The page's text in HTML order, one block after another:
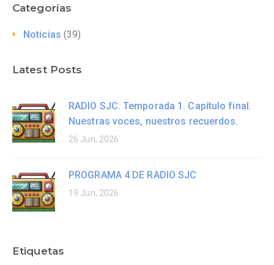
Categorías
Noticias (39)
Latest Posts
RADIO SJC. Temporada 1. Capítulo final.
Nuestras voces, nuestros recuerdos.
26 Jun, 2026
PROGRAMA 4 DE RADIO SJC
19 Jun, 2026
Etiquetas